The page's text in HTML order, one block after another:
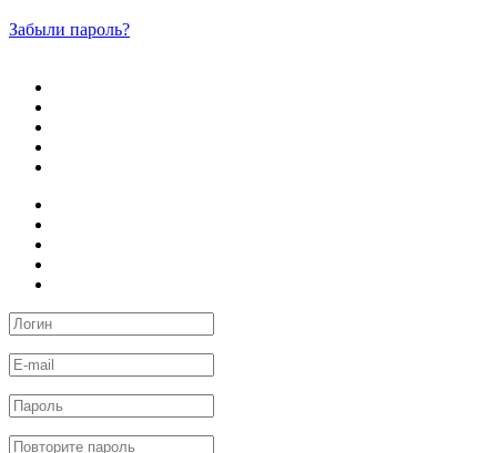
Забыли пароль?